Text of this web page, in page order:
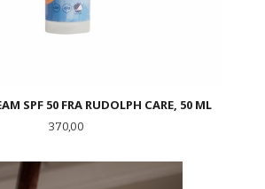
SPF 50 FRA RUDOLPH CARE, 50 ML
Pris
370,00